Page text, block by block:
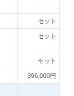
セット
セット
セット
396,000円